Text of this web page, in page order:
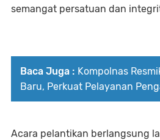
semangat persatuan dan
Baca Juga : Kompolnas
Baru, Perkuat Pelayanan
Acara pelantikan berlangsung